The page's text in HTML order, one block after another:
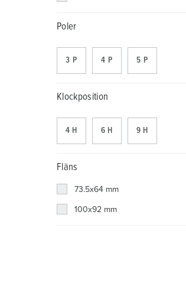
X-CONTACT®
Järnvägs- och transportföretag
Varv
Klenspänning
Poler
3 P 4 P 5 P
Klockposition
4 H 6 H 9 H
Fläns
73.5x64 mm
100x92 mm